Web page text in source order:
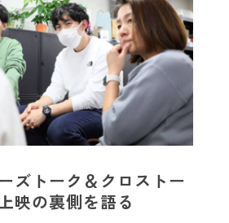
ズトーク＆クロストー
映の裏側を語る